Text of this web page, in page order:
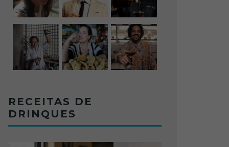
RECEITAS DE
DRINQUES